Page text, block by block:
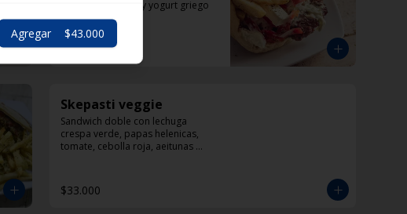
helenicas, tomate y yogurt griego
$33.000
Skepasti veggie
Sandwich doble con lechuga
crespa verde, papas helenicas,
tomate, cebolla roja, aeitunas
$33.000
Agregar $43.000